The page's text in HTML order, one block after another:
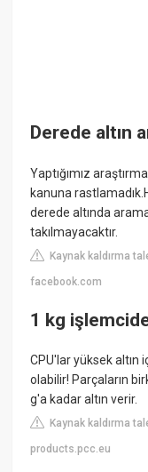
Derede altın
Yaptığımız
kanuna
derede altında
takılmayacaktır.
Kaynak kaldırma
facebook.com
1 kg
CPU'lar yüksek altın
olabilir! Parçaların
g'a kadar altın verir.
Kaynak kaldırma
products.pcc.eu